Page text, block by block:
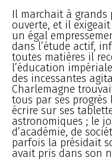
Il marchait à grands
ouverte, et il
un égal
dans l’étude actif,
toutes matières il
l’éducation
des incessantes
Charlemagne
tous par ses progrès
écrire sur ses
astronomiques ; le
d’académie, de
parfois la présidait
avait pris dans son